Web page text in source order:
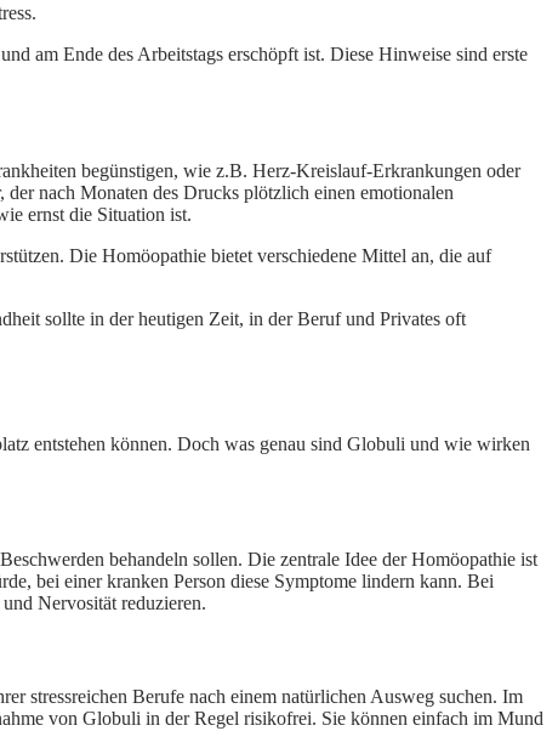
am Ende des Arbeitstags erschöpft ist. Diese Hinweise sind erste
begünstigen, wie z.B. Herz-Kreislauf-Erkrankungen oder
nach Monaten des Drucks plötzlich einen emotionalen
ernst die Situation ist.
Die Homöopathie bietet verschiedene Mittel an, die auf
sollte in der heutigen Zeit, in der Beruf und Privates oft
entstehen können. Doch was genau sind Globuli und wie wirken
behandeln sollen. Die zentrale Idee der Homöopathie ist
bei einer kranken Person diese Symptome lindern kann. Bei
Nervosität reduzieren.
stressreichen Berufe nach einem natürlichen Ausweg suchen. Im
von Globuli in der Regel risikofrei. Sie können einfach im Mund